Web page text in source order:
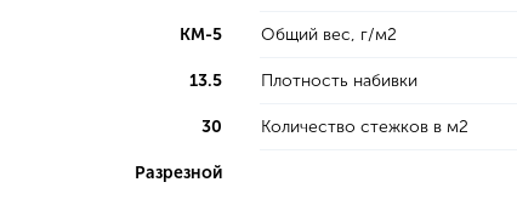
КМ-5
13.5
30
Разрезной
Общий вес, г/м2
Плотность набивки
Количество стежков в м2